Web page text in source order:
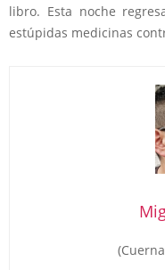
libro. Esta noche
estúpidas medicinas